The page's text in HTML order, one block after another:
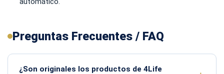
Preguntas Frecuentes / FAQ
¿Son originales los productos de 4Life